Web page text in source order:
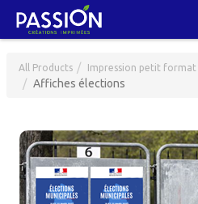
All Products Impression petit format
Affiches élections